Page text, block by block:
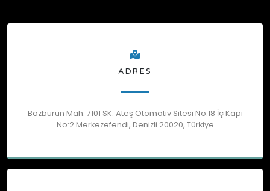
ADRES
Bozburun Mah. 7101 SK. Ateş Otomotiv Sitesi No:18 İç Kapı
No:2 Merkezefendi, Denizli 20020, Türkiye